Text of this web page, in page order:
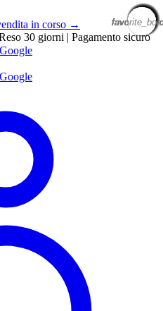
in corso →
30 giorni | Pagamento sicuro
Google